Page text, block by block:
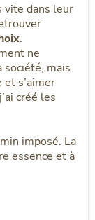
vite dans leur
.
ne
société, mais
et s’aimer
créé les
imposé. La
essence et à